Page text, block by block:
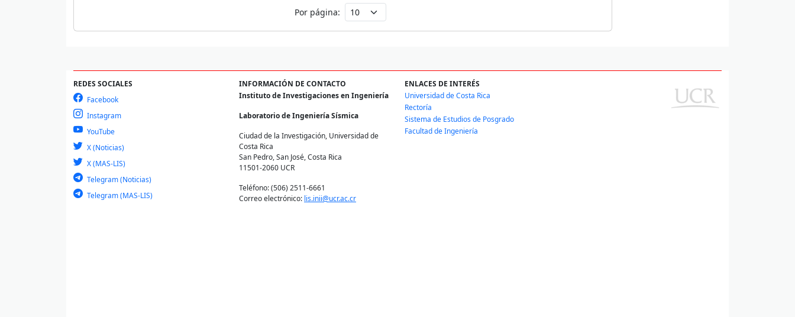
Por página:
REDES SOCIALES
Facebook
Instagram
YouTube
X (Noticias)
X (MAS-LIS)
Telegram (Noticias)
Telegram (MAS-LIS)
INFORMACIÓN DE CONTACTO
Instituto de Investigaciones en Ingeniería
Laboratorio de Ingeniería Sísmica
Ciudad de la Investigación, Universidad de
Costa Rica
San Pedro, San José, Costa Rica
11501-2060 UCR
Teléfono: (506) 2511-6661
Correo electrónico: lis.inii@ucr.ac.cr
ENLACES DE INTERÉS
Universidad de Costa Rica
Rectoría
Sistema de Estudios de Posgrado
Facultad de Ingeniería